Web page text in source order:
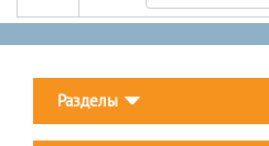
Разделы